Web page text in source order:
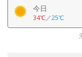
今日
34℃／25℃